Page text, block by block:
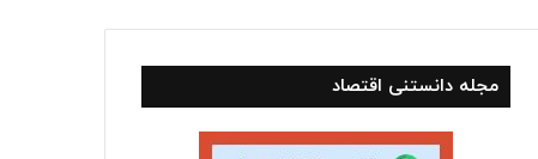
مجله دانستنی اقتصاد